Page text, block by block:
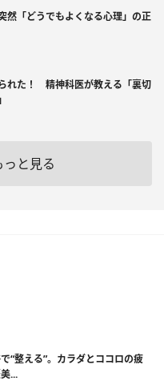
然「どうでもよくなる心理」の正
れた！ 精神科医が教える「裏切
と見る
“整える”。カラダとココロの疲
...